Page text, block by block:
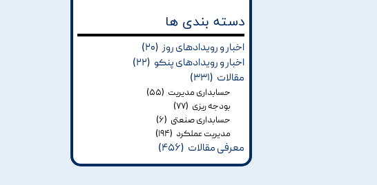
دسته بندی ها
اخبار و رویدادهای روز (۲۰)
اخبار و رویدادهای پنکو (۲۲)
مقالات (۳۳۱)
حسابداری مدیریت (۵۵)
بودجه ریزی (۷۷)
حسابداری صنعتی (۶)
مدیریت عملکرد (۱۹۴)
معرفی مقالات (۴۵۶)